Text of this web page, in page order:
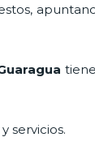
servicios.